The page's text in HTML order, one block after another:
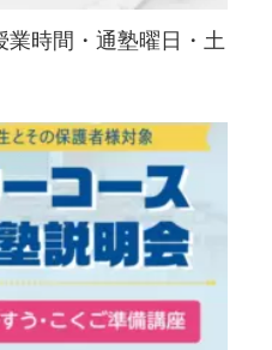
時間・通塾曜日・土